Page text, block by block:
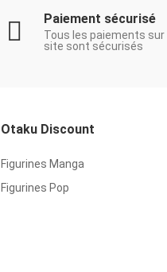
Paiement sécurisé
Tous les paiements
site sont sécurisés
Otaku Discount
Figurines Manga
Figurines Pop